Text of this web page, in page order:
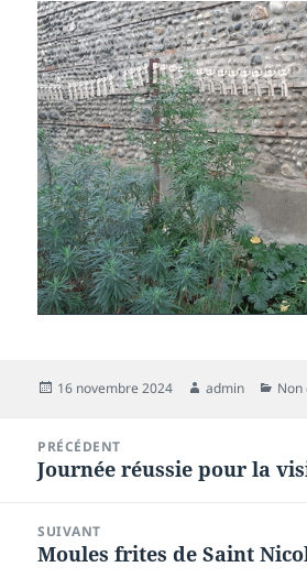
Publié
16 novembre 2024 Auteur
admin Non
l’article
PRÉCÉDENT
Article
Journée réussie pour la
SUIVANT
Article
Moules frites de Saint